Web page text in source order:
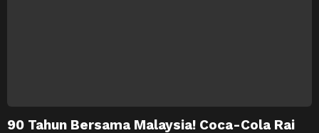
90 Tahun Bersama Malaysia! Coca-Cola Rai